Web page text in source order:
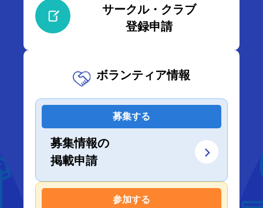
サークル・クラブ
登録申請
ボランティア情報
募集する
募集情報の
掲載申請
参加する